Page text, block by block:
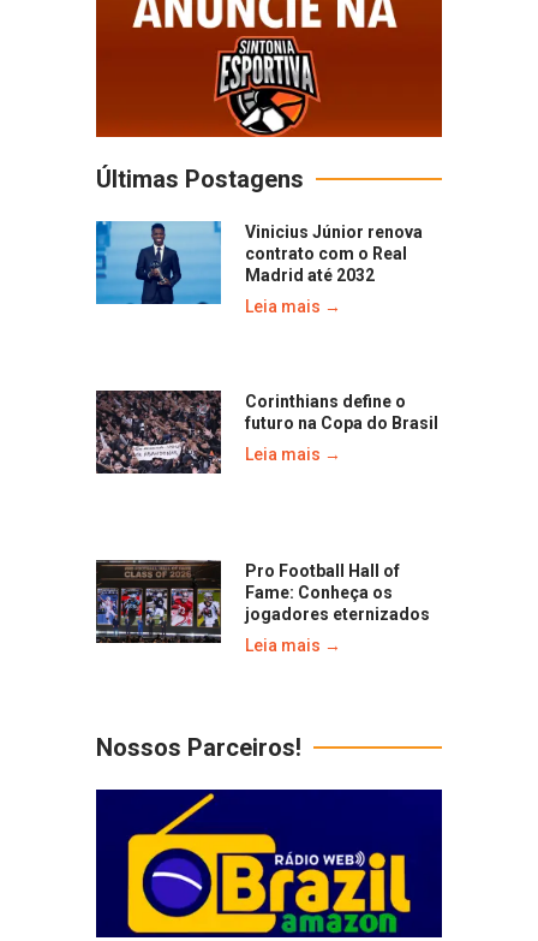
Últimas Postagens
Vinicius Júnior renova
contrato com o Real
Madrid até 2032
Leia mais →
Corinthians define o
futuro na Copa do Brasil
Leia mais →
Pro Football Hall of
Fame: Conheça os
jogadores eternizados
Leia mais →
Nossos Parceiros!